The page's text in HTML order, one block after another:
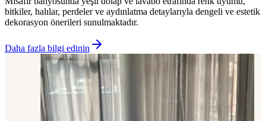
bitkiler, halılar, perdeler ve aydınlatma detaylarıyla dengeli ve estetik
dekorasyon önerileri sunulmaktadır.
Daha fazla bilgi edinin